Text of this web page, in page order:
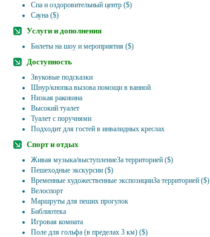
Спа и оздоровительный центр ($)
Сауна ($)
Услуги и дополнения
Билеты на шоу и мероприятия ($)
Доступность
Звуковые подсказки
Шнур/кнопка вызова помощи в ванной
Низкая раковина
Высокий туалет
Туалет с поручнями
Подходит для гостей в инвалидных креслах
Спорт и отдых
Живая музыка/выступлениеЗа территорией ($)
Пешеходные экскурсии ($)
Временные художественные экспозицииЗа территорией ($)
Велоспорт
Маршруты для пеших прогулок
Библиотека
Игровая комната
Поле для гольфа (в пределах 3 км) ($)